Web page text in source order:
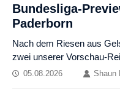
Bundesliga-
Paderborn
Nach dem Riesen aus
zwei unserer Vorschau-
05.08.2026 Shaun